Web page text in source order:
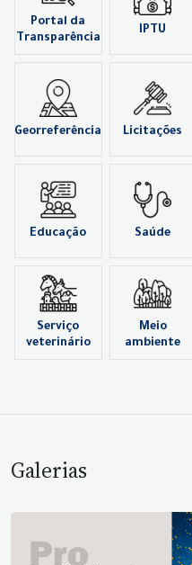
Portal da
Transparência
IPTU
Georreferência Licitações
Educação Saúde
Serviço
veterinário
Meio
ambiente
Galerias